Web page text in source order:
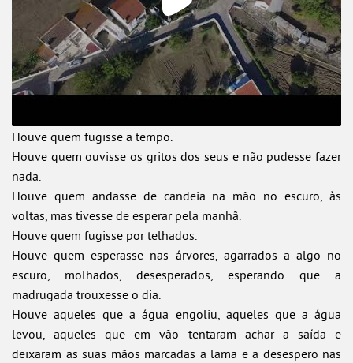
Houve quem fugisse a tempo.
Houve quem ouvisse os gritos dos seus e não pudesse fazer
nada.
Houve quem andasse de candeia na mão no escuro, às
voltas, mas tivesse de esperar pela manhã.
Houve quem fugisse por telhados.
Houve quem esperasse nas árvores, agarrados a algo no
escuro, molhados, desesperados, esperando que a
madrugada trouxesse o dia.
Houve aqueles que a água engoliu, aqueles que a água
levou, aqueles que em vão tentaram achar a saída e
deixaram as suas mãos marcadas a lama e a desespero nas